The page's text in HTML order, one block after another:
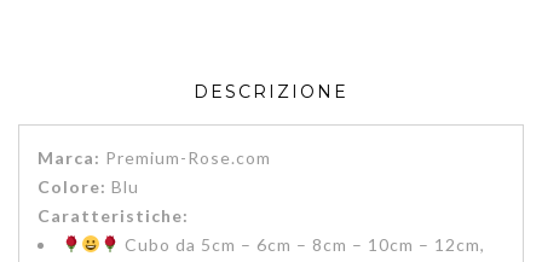
DESCRIZIONE
Marca: Premium-Rose.com
Colore: Blu
Caratteristiche:
Cubo da 5cm – 6cm – 8cm – 10cm – 12cm,